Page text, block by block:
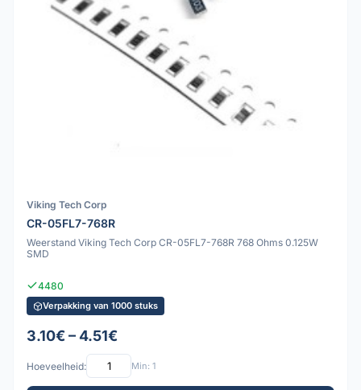
Viking Tech Corp
CR-05FL7-768R
Weerstand Viking Tech Corp CR-05FL7-768R 768 Ohms 0.125W
SMD
4480
Verpakking van 1000 stuks
3.10€ – 4.51€
Hoeveelheid: Min: 1